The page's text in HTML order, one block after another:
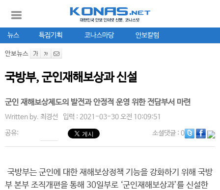
뉴스 특집기획 코나스마당 안보칼럼
안보뉴스
국방부, 군인재해보상과 신설
군인 재해보상제도의 발전과 안정적 운영 위한 전담부서 마련
Written by. 최경선 입력 : 2021-03-30 오전 10:09:51
공유: 소셜댓글: 0
국방부는 군인에 대한 재해보상정책 기능을 강화하기 위해 국방
부 본부 조직개편을 통해 30일부로 ‘군인재해보상과’를 신설한